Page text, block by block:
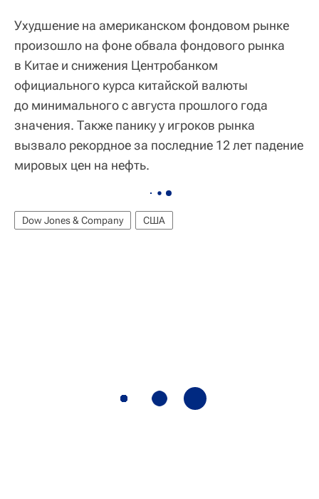
Ухудшение на американском фондовом рынке
произошло на фоне обвала фондового рынка
в Китае и снижения Центробанком
официального курса китайской валюты
до минимального с августа прошлого года
значения. Также панику у игроков рынка
вызвало рекордное за последние 12 лет падение
мировых цен на нефть.
Dow Jones & Company США